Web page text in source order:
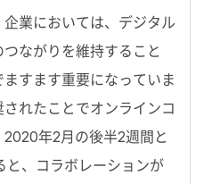
業においては、デジタル
ながりを維持すること
すます重要になっていま
れたことでオンラインコ
年2月の後半2週間と
と、コラボレーションが